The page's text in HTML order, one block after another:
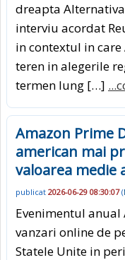
dreapta
interviu acordat
in contextul in
teren in alegerile
termen lung […]
Amazon Prime
american mai
valoarea medie
publicat 2026-06-29 08:30:07(
Evenimentul anual
vanzari online de
Statele Unite in